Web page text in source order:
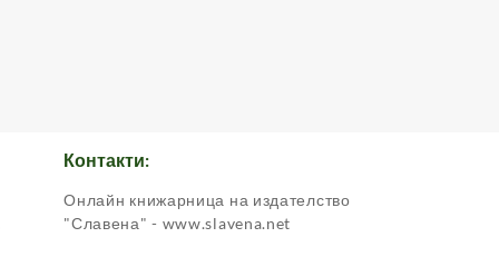
Контакти:
Онлайн книжарница на издателство
"Славена" - www.slavena.net